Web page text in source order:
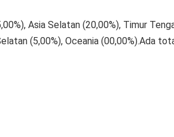
Asia Selatan (20,00%), Timur
(5,00%), Oceania (00,00%).Ada